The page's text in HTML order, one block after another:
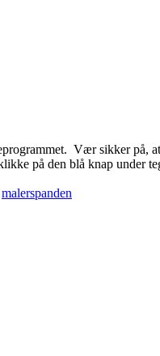
Vær sikker på,
på den blå knap under
malerspanden